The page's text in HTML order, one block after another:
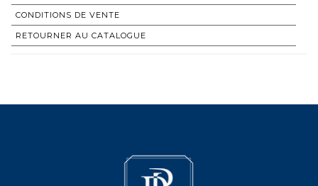
CONDITIONS DE VENTE
RETOURNER AU CATALOGUE